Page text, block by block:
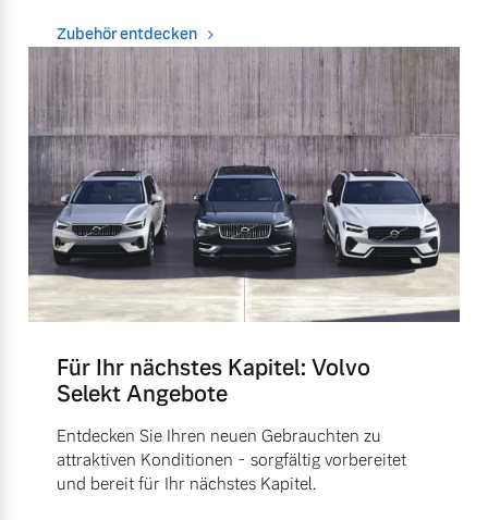
Zubehör entdecken
Für Ihr nächstes Kapitel: Volvo
Selekt Angebote
Entdecken Sie Ihren neuen Gebrauchten zu
attraktiven Konditionen - sorgfältig vorbereitet
und bereit für Ihr nächstes Kapitel.